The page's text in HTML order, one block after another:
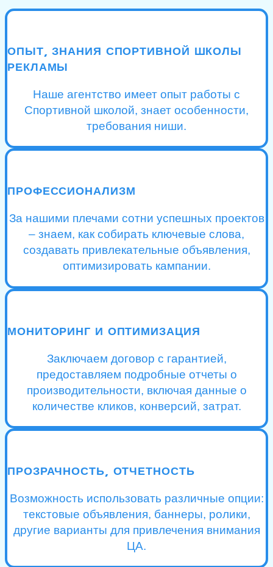
ОПЫТ, ЗНАНИЯ СПОРТИВНОЙ ШКОЛЫ
РЕКЛАМЫ
Наше агентство имеет опыт работы с
Спортивной школой, знает особенности,
требования ниши.
ПРОФЕССИОНАЛИЗМ
За нашими плечами сотни успешных проектов
– знаем, как собирать ключевые слова,
создавать привлекательные объявления,
оптимизировать кампании.
МОНИТОРИНГ И ОПТИМИЗАЦИЯ
Заключаем договор с гарантией,
предоставляем подробные отчеты о
производительности, включая данные о
количестве кликов, конверсий, затрат.
ПРОЗРАЧНОСТЬ, ОТЧЕТНОСТЬ
Возможность использовать различные опции:
текстовые объявления, баннеры, ролики,
другие варианты для привлечения внимания
ЦА.